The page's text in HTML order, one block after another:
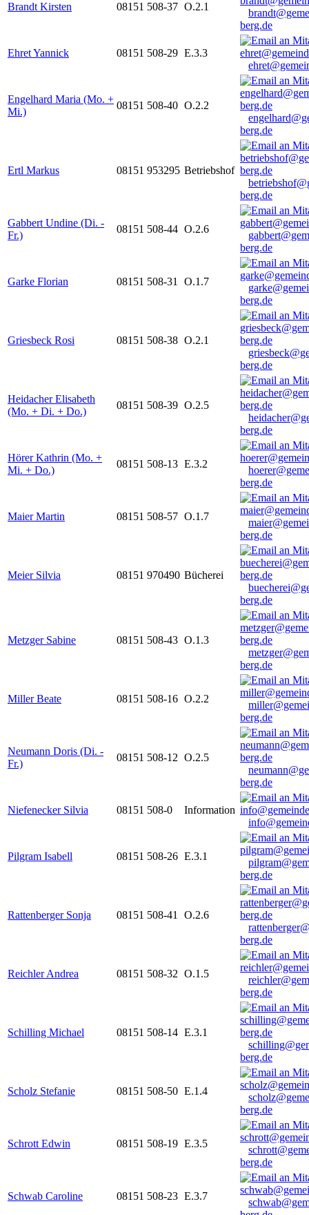
Brandt Kirsten 08151 508-37 O.2.1
berg.de
Ehret Yannick 08151 508-29 E.3.3
Engelhard Maria (Mo. +
Mi.)
08151 508-40 O.2.2
berg.de
Ertl Markus 08151 953295 Betriebshof
berg.de
Gabbert Undine (Di. -
Fr.)
08151 508-44 O.2.6
berg.de
Garke Florian 08151 508-31 O.1.7
berg.de
Griesbeck Rosi 08151 508-38 O.2.1
berg.de
Heidacher Elisabeth
(Mo. + Di. + Do.)
08151 508-39 O.2.5
berg.de
Hörer Kathrin (Mo. +
Mi. + Do.)
08151 508-13 E.3.2
berg.de
Maier Martin 08151 508-57 O.1.7
berg.de
Meier Silvia 08151 970490 Bücherei
berg.de
Metzger Sabine 08151 508-43 O.1.3
berg.de
Miller Beate 08151 508-16 O.2.2
berg.de
Neumann Doris (Di. -
Fr.)
08151 508-12 O.2.5
berg.de
Niefenecker Silvia 08151 508-0
Information
Pilgram Isabell 08151 508-26 E.3.1
berg.de
Rattenberger Sonja 08151 508-41
O.2.6
berg.de
Reichler Andrea 08151 508-32 O.1.5
berg.de
Schilling Michael 08151 508-14 E.3.1
berg.de
Scholz Stefanie 08151 508-50 E.1.4
berg.de
Schrott Edwin 08151 508-19 E.3.5
berg.de
Schwab Caroline 08151 508-23 E.3.7